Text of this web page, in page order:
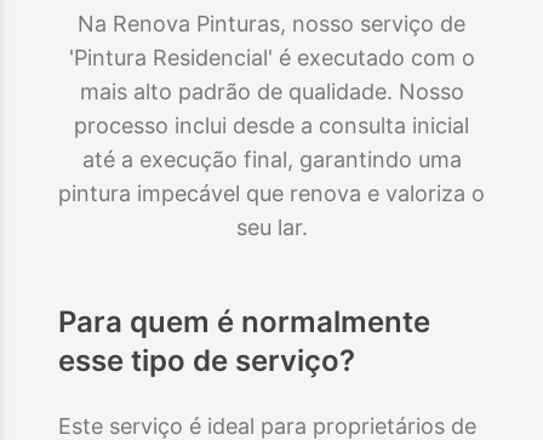
Na Renova Pinturas, nosso serviço de
'Pintura Residencial' é executado com o
mais alto padrão de qualidade. Nosso
processo inclui desde a consulta inicial
até a execução final, garantindo uma
pintura impecável que renova e valoriza o
seu lar.
Para quem é normalmente
esse tipo de serviço?
Este serviço é ideal para proprietários de